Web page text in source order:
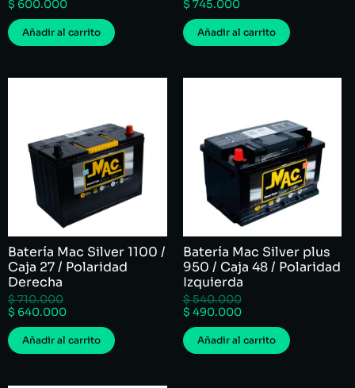
$ 600.000
Añadir al carrito
$ 745.000
Añadir al carrito
Batería Mac Silver 1100 /
Caja 27 / Polaridad
Derecha
$710.000
$ 640.000
Añadir al carrito
Batería Mac Silver plus
950 / Caja 48 / Polaridad
Izquierda
$540.000
$ 490.000
Añadir al carrito